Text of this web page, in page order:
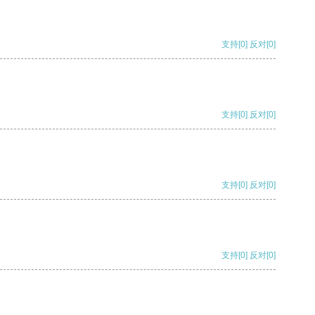
支持[0] 反对[0]
支持[0] 反对[0]
支持[0] 反对[0]
支持[0] 反对[0]